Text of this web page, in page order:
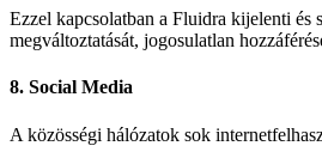
Ezzel kapcsolatban a Fluidra kijelenti és
megváltoztatását, jogosulatlan
8. Social Media
A közösségi hálózatok sok